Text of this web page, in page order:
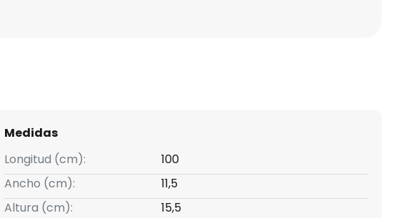
Medidas
Longitud (cm):
100
Ancho (cm):
11,5
Altura (cm):
15,5